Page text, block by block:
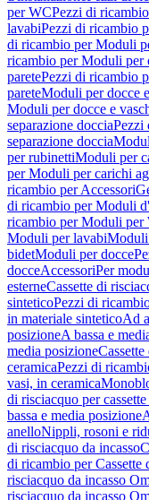
per WCPezzi di
lavabiPezzi di ricambio
di ricambio per Moduli
ricambio per Moduli per
paretePezzi di ricambio
pareteModuli per docce
Moduli per docce e
separazione docciaPezzi
separazione doccia
per rubinettiModuli per
per Moduli per carichi
ricambio per Accessori
di ricambio per Moduli
ricambio per Moduli per
Moduli per lavabiModuli
bidetModuli per docce
docceAccessoriPer
esterneCassette di
sinteticoPezzi di
in materiale sinteticoAd
posizioneA bassa e
media posizione
ceramicaPezzi di
vasi, in ceramica
di risciacquo per
bassa e media posizione
anelloNippli, rosoni e
di risciacquo da incasso
di ricambio per Cassette
risciacquo da incasso
risciacquo da incasso